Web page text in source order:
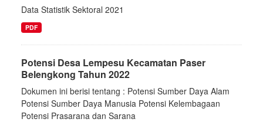
Data Statistik Sektoral 2021
PDF
Potensi Desa Lempesu Kecamatan Paser
Belengkong Tahun 2022
Dokumen ini berisi tentang : Potensi Sumber Daya Alam
Potensi Sumber Daya Manusia Potensi Kelembagaan
Potensi Prasarana dan Sarana